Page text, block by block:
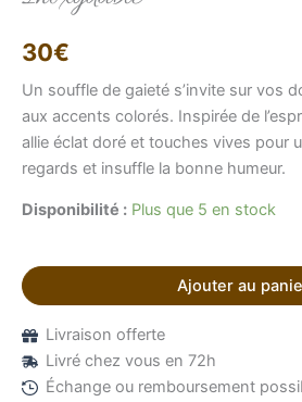
30€
Un souffle de gaieté s’invite sur vos
aux accents colorés. Inspirée de
allie éclat doré et touches vives pour
regards et insuffle la bonne humeur.
Disponibilité : Plus que 5 en stock
Ajouter au
Livraison offerte
Livré chez vous en 72h
Échange ou remboursement
Bonjour, je suis Élise, votre conseillère